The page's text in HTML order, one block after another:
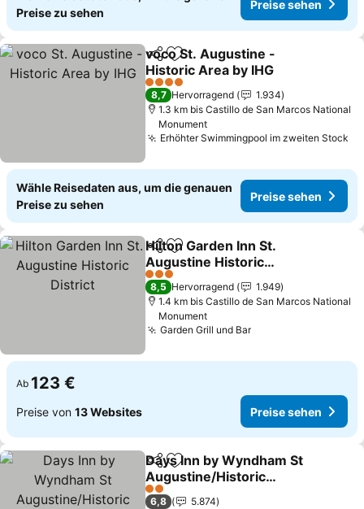
Preise zu sehen
Preise sehen
TeilenZu Favoriten hinzufügen
voco St. Augustine -
Historic Area by IHG
4 Sterne
8,7 Hervorragend
1.934
1.3 km bis Castillo de San Marcos National
Monument
Erhöhter Swimmingpool im zweiten Stock
Wähle Reisedaten aus, um die genauen
Preise zu sehen
Preise sehen
TeilenZu Favoriten hinzufügen
Hilton Garden Inn St.
Augustine Historic
District
3 Sterne
8,5 Hervorragend
1.949
1.4 km bis Castillo de San Marcos National
Monument
Garden Grill und Bar
Ab 123 €
Preise von 13 Websites Preise sehen
TeilenZu Favoriten hinzufügen
Days Inn by Wyndham St
Augustine/Historic
Downtown
2 Sterne
6,8
5.874